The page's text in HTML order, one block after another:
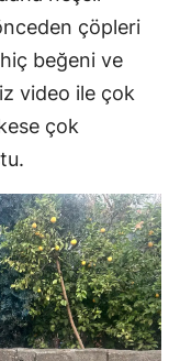
Malatya
Muğla
Muş
Nevşehir
Niğde
çöpleri
beğeni ve
video ile çok
çok